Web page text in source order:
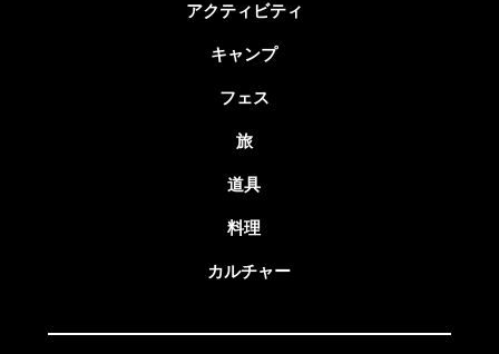
アクティビティ
キャンプ
フェス
旅
道具
料理
カルチャー